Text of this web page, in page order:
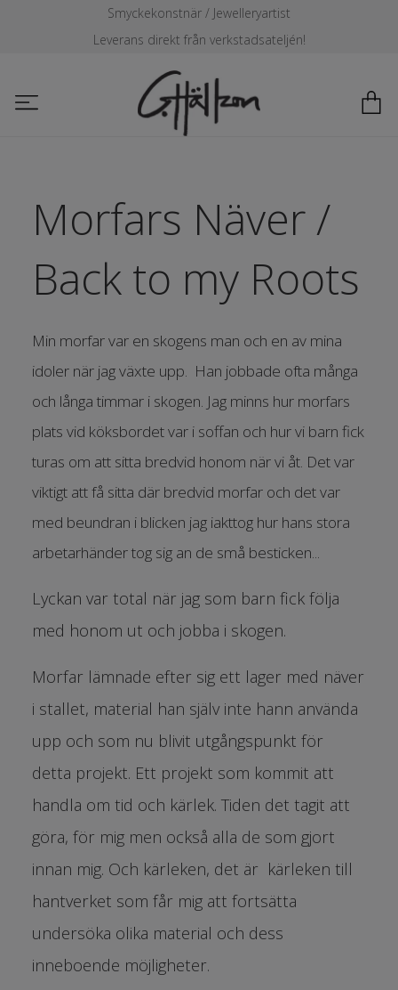
Smyckekonstnär / Jewelleryartist
Leverans direkt från verkstadsateljén!
Morfars Näver /
Back to my Roots
Min morfar var en skogens man och en av mina
idoler när jag växte upp. Han jobbade ofta många
och långa timmar i skogen. Jag minns hur morfars
plats vid köksbordet var i soffan och hur vi barn fick
turas om att sitta bredvid honom när vi åt. Det var
viktigt att få sitta där bredvid morfar och det var
med beundran i blicken jag iakttog hur hans stora
arbetarhänder tog sig an de små besticken...
Lyckan var total när jag som barn fick följa
med honom ut och jobba i skogen.
Morfar lämnade efter sig ett lager med näver
i stallet, material han själv inte hann använda
upp och som nu blivit utgångspunkt för
detta projekt. Ett projekt som kommit att
handla om tid och kärlek. Tiden det tagit att
göra, för mig men också alla de som gjort
innan mig. Och kärleken, det är kärleken till
hantverket som får mig att fortsätta
undersöka olika material och dess
inneboende möjligheter.